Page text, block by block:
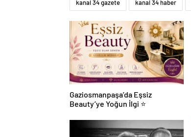
kanal 34 gazete kanal 34 haber
Gaziosmanpaşa’da Eşsiz
Beauty’ye Yoğun İlgi ⭐